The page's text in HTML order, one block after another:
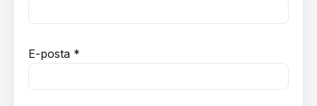
E-posta *